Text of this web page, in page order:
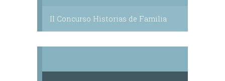
II Concurso Historias de Familia